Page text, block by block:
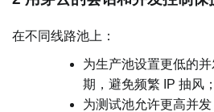
在不同线路池上：
为生产池设置更低的
期，避免频繁 IP 抽风；
为测试池允许更高并